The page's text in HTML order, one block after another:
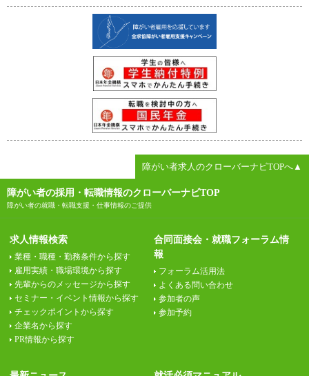
障がい者求人のクローバーナビTOPへ▲
障がい者の採用・転職情報のクローバーナビTOP
障がい者の就職・転職支援・仕事情報のご提供
求人情報検索
業種・職種・勤務条件から探す
雇用実績・職場環境から探す
先輩からのメッセージから探す
セミナー・イベント情報から探す
チェックポイントから探す
企業名から探す
PR情報から探す
合同面接会・就職フォーラム情
報
フォーラム活用法
よくある問い合わせ
参加者の声
参加予約